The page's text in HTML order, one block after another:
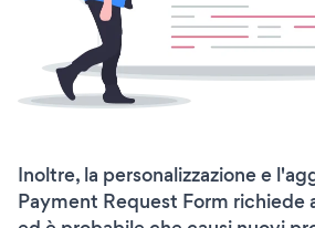
Inoltre, la personalizzazione e
Payment Request Form richiede